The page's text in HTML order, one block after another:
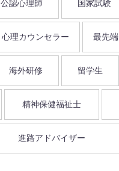
公認心理師 国家試験
心理カウンセラー 最先端
海外研修 留学生
精神保健福祉士
進路アドバイザー